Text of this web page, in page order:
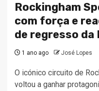
Rockingham
com força e
de regresso da
1 ano ago José Lopes
O icónico circuito de
voltou a ganhar